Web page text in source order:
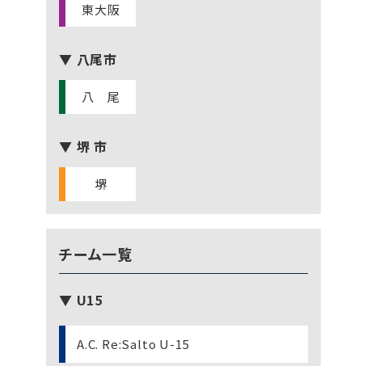
東大阪
▼ 八尾市
八 尾
▼ 堺 市
堺
チーム一覧
▼ U15
A.C. Re:Salto U-15